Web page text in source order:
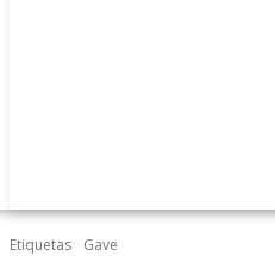
Etiquetas Gave